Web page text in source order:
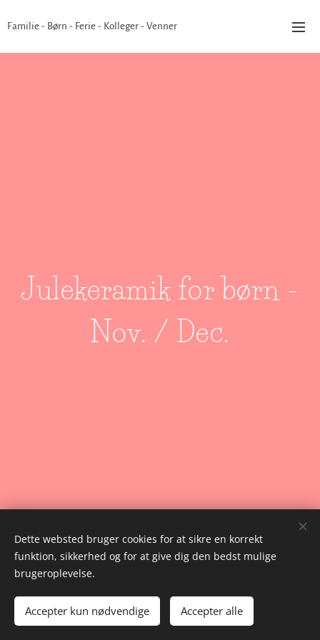
Familie - Børn - Ferie - Kolleger - Venner
Julekeramik for børn -
Nov. / Dec.
Cookies
Dette websted bruger cookies for at sikre en korrekt
funktion, sikkerhed og for at give dig den bedst mulige
brugeroplevelse.
Accepter kun nødvendige Accepter alle